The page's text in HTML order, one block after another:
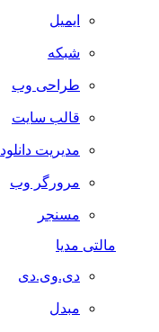
ایمیل
شبکه
طراحی وب
قالب سایت
مدیریت دانلود
مرورگر وب
مسنجر
مالتی مدیا
دی.وی.دی
مبدل